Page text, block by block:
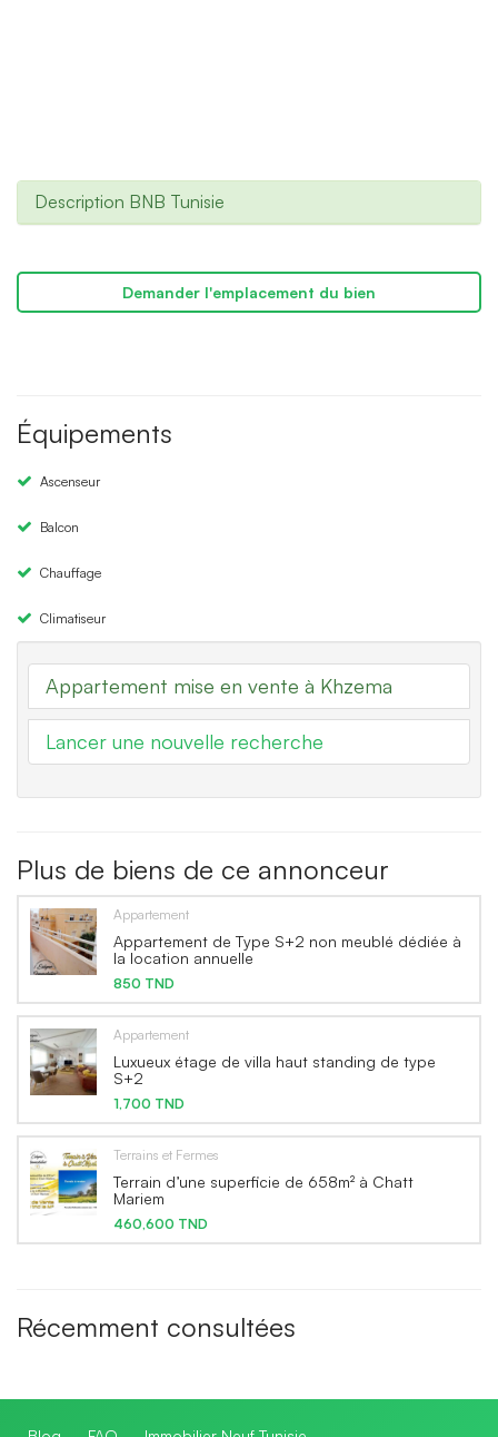
Description BNB Tunisie
Demander l'emplacement du bien
Équipements
Ascenseur
Balcon
Chauffage
Climatiseur
Appartement mise en vente à Khzema
Lancer une nouvelle recherche
Plus de biens de ce annonceur
Appartement
Appartement de Type S+2 non meublé dédiée à
la location annuelle
850 TND
Appartement
Luxueux étage de villa haut standing de type
S+2
1,700 TND
Terrains et Fermes
Terrain d’une superficie de 658m² à Chatt
Mariem
460,600 TND
Récemment consultées